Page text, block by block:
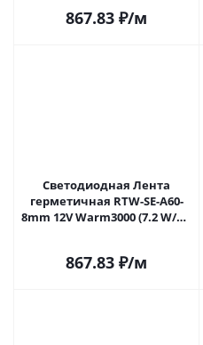
867.83 ₽/м
Светодиодная Лента
герметичная RTW-SE-A60-
8mm 12V Warm3000 (7.2 W/m,
867.83 ₽/м